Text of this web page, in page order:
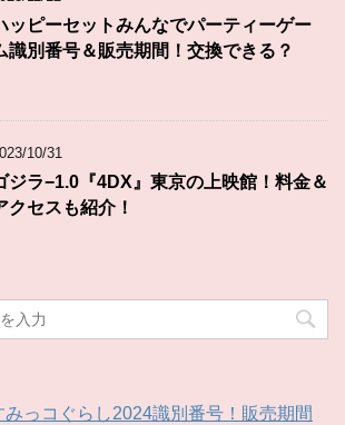
ッピーセットみんなでパーティーゲー
識別番号＆販売期間！交換できる？
10/31
ジラ−1.0『4DX』東京の上映館！料金＆
クセスも紹介！
っコぐらし2024識別番号！販売期間